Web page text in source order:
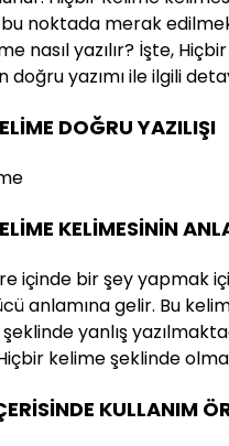
bu noktada merak
nasıl yazılır? İşte,
doğru yazımı ile ilgili
DOĞRU YAZILIŞI
KELİMESİNİN
içinde bir şey yapmak
anlamına gelir. Bu
yanlış
kelime şeklinde
KULLANIM